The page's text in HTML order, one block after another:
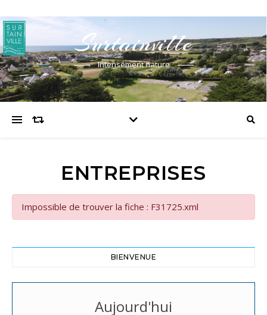
Surtainville
Intensément nature
ENTREPRISES
Impossible de trouver la fiche : F31725.xml
BIENVENUE
Aujourd'hui